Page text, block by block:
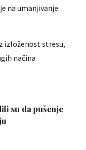
na umanjivanje
izloženost stresu,
načina
su da pušenje